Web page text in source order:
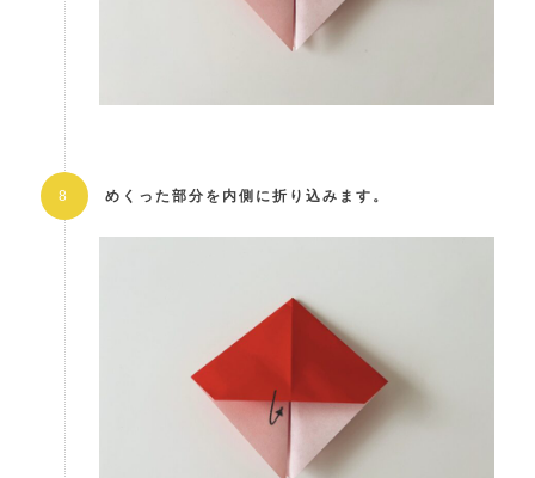
めくった部分を内側に折り込みます。